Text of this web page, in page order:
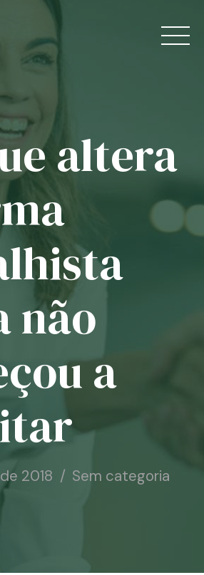
altera
não
a
2018 Sem categoria